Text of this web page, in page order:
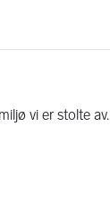
vi er stolte av.